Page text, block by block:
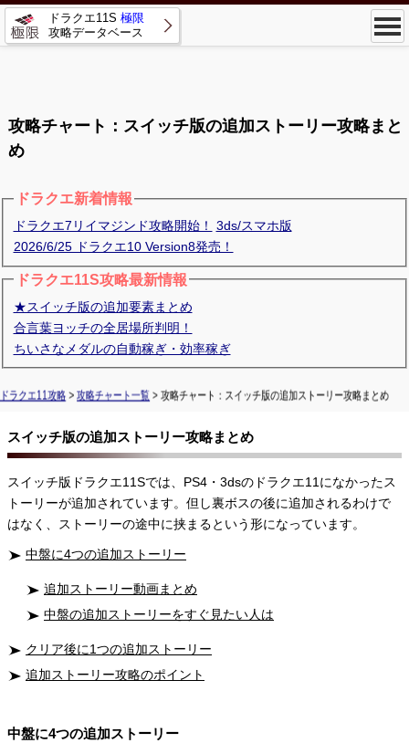
ドラクエ11S 極限
攻略データベース
攻略チャート：スイッチ版の追加ストーリー攻略まと
め
ドラクエ新着情報
ドラクエ7リイマジンド攻略開始！
3ds/スマホ版
2026/6/25 ドラクエ10 Version8発売！
ドラクエ11S攻略最新情報
★スイッチ版の追加要素まとめ
合言葉ヨッチの全居場所判明！
ちいさなメダルの自動稼ぎ・効率稼ぎ
ドラクエ11攻略 > 攻略チャート一覧 > 攻略チャート：スイッチ版の追加ストーリー攻略まとめ
スイッチ版の追加ストーリー攻略まとめ
スイッチ版ドラクエ11Sでは、PS4・3dsのドラクエ11になかったス
トーリーが追加されています。但し裏ボスの後に追加されるわけで
はなく、ストーリーの途中に挟まるという形になっています。
中盤に4つの追加ストーリー
追加ストーリー動画まとめ
中盤の追加ストーリーをすぐ見たい人は
クリア後に1つの追加ストーリー
追加ストーリー攻略のポイント
中盤に4つの追加ストーリー